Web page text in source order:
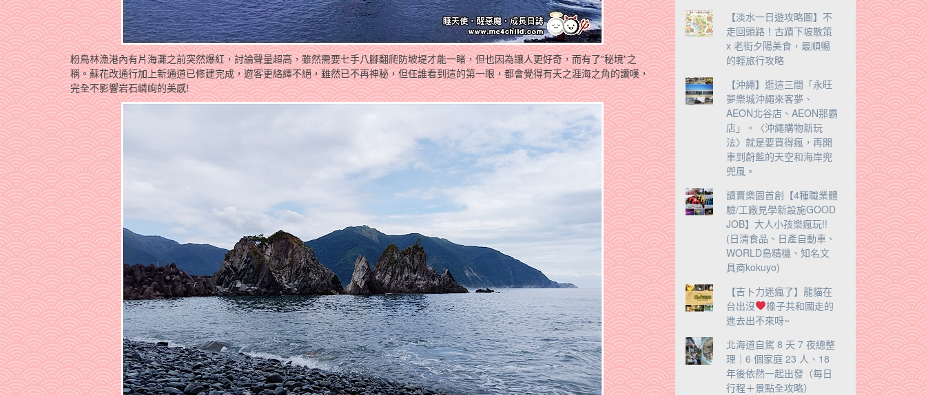
粉鳥林漁港內有片海灘之前突然爆紅，討論聲量超高，雖然需要七手八腳翻爬防坡堤才能一睹，但也因為讓人更好奇，而有了”秘境”之
稱。蘇花改通行加上新通道已修建完成，遊客更絡繹不絕，雖然已不再神秘，但任誰看到這的第一眼，都會覺得有天之涯海之角的讚嘆，
完全不影響岩石嶙峋的美感!
【淡水一日遊攻略圖】不
走回頭路！古蹟下坡散策
x 老街夕陽美食，最順暢
的輕旅行攻略
【沖繩】逛這三間「永旺
夢樂城沖繩來客夢、
AEON北谷店、AEON那霸
店」。〈沖繩購物新玩
法〉就是要買得瘋，再開
車到蔚藍的天空和海岸兜
兜風。
讀賣樂園首創【4種職業體
驗/工廠見學新設施GOOD
JOB】大人小孩樂瘋玩!!
(日清食品、日產自動車、
WORLD島精機、知名文
具商kokuyo)
【吉卜力迷瘋了】龍貓在
台出沒
橡子共和國走的
進去出不來呀~
北海道自駕 8 天 7 夜總整
理｜6 個家庭 23 人、18
年後依然一起出發（每日
行程＋景點全攻略）